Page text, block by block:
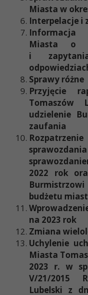
Miasta w
Interpelacje i
Informacja
Miasta o
i
Sprawy różne
Przyjęcie
udzielenie
zaufania
2022 rok
budżetu
na 2023 rok
Zmiana
Uchylenie
Miasta
2023 r. w
V/21/2015
Lubelski z